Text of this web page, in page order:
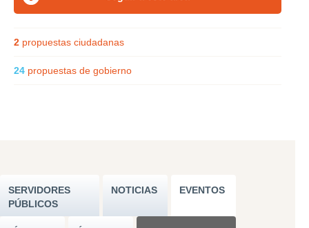
2 propuestas ciudadanas
24 propuestas de gobierno
SERVIDORES
PÚBLICOS
NOTICIAS EVENTOS